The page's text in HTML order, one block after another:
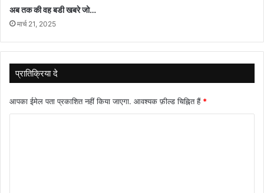
अब तक की वह बडी खबरे जो…
मार्च 21, 2025
प्रातिक्रिया दे
आपका ईमेल पता प्रकाशित नहीं किया जाएगा. आवश्यक फ़ील्ड चिह्नित हैं *